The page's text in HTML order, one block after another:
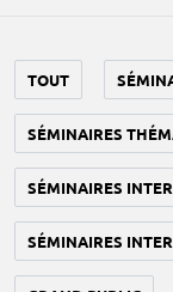
TOUT
SÉMINAIRES
SÉMINAIRES
SÉMINAIRES